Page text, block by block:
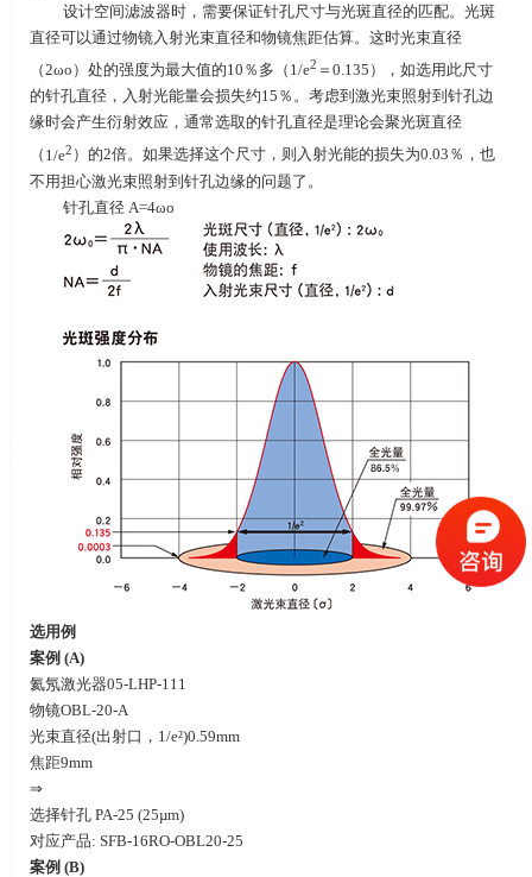
设计空间滤波器时，需要保证针孔尺寸与光斑直径的匹配。光斑
直径可以通过物镜入射光束直径和物镜焦距估算。这时光束直径
（2ωο ）处的强度为最大值的10 ％多（ 1/e2 ＝ 0.135 ），如选用此尺寸
的针孔直径，入射光能量会损失约15 ％。考虑到激光束照射到针孔边
缘时会产生衍射效应，通常选取的针孔直径是理论会聚光斑直径
（ 1/e2 ）的2倍。如果选择这个尺寸，则入射光能的损失为0.03 ％，也
不用担心激光束照射到针孔边缘的问题了。
针孔直径 A=4ωο
选用例
案例(A)
氦氖激光器05-LHP-111
物镜OBL-20-A
光束直径(出射口， 1/e²)0.59mm
焦距9mm
⇒
选择针孔PA-25 (25µm)
对应产品: SFB-16RO-OBL20-25
案例(B)